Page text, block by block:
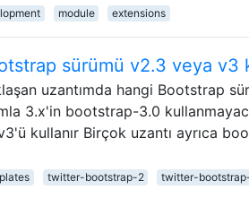
module extensions
sürümü v2.3 veya v3
uzantımda hangi Bootstrap
3.x'in bootstrap-3.0
kullanır Birçok uzantı ayrıca
twitter-bootstrap-2 twitter-